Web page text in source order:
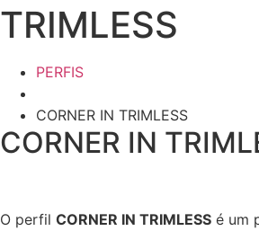
TRIMLESS
PERFIS
CORNER IN TRIMLESS
CORNER IN
O perfil CORNER IN TRIMLESS é um